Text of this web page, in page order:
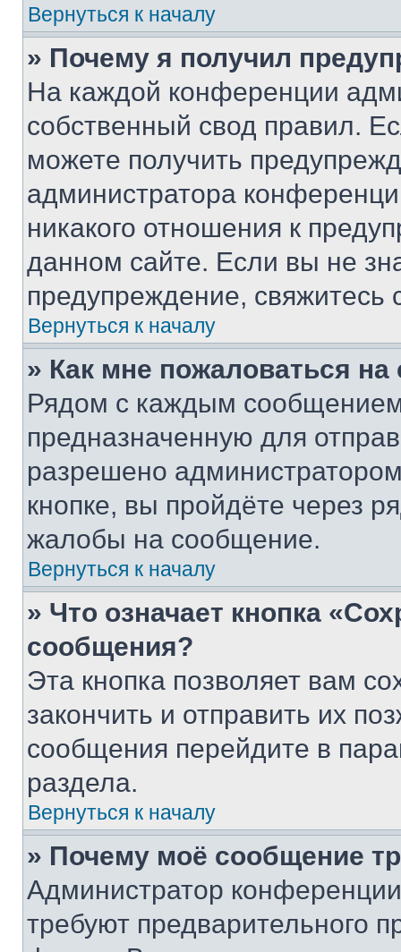
Вернуться к началу
» Почему я получил
На каждой конференции
собственный свод правил.
можете получить
администратора
никакого отношения к
данном сайте. Если вы не
предупреждение,
Вернуться к началу
» Как мне пожаловаться
Рядом с каждым сообщением
предназначенную для
разрешено
кнопке, вы пройдёте через
жалобы на сообщение.
Вернуться к началу
» Что означает кнопка
сообщения?
Эта кнопка позволяет вам
закончить и отправить их
сообщения перейдите в
раздела.
Вернуться к началу
» Почему моё сообщение
Администратор
требуют предварительного